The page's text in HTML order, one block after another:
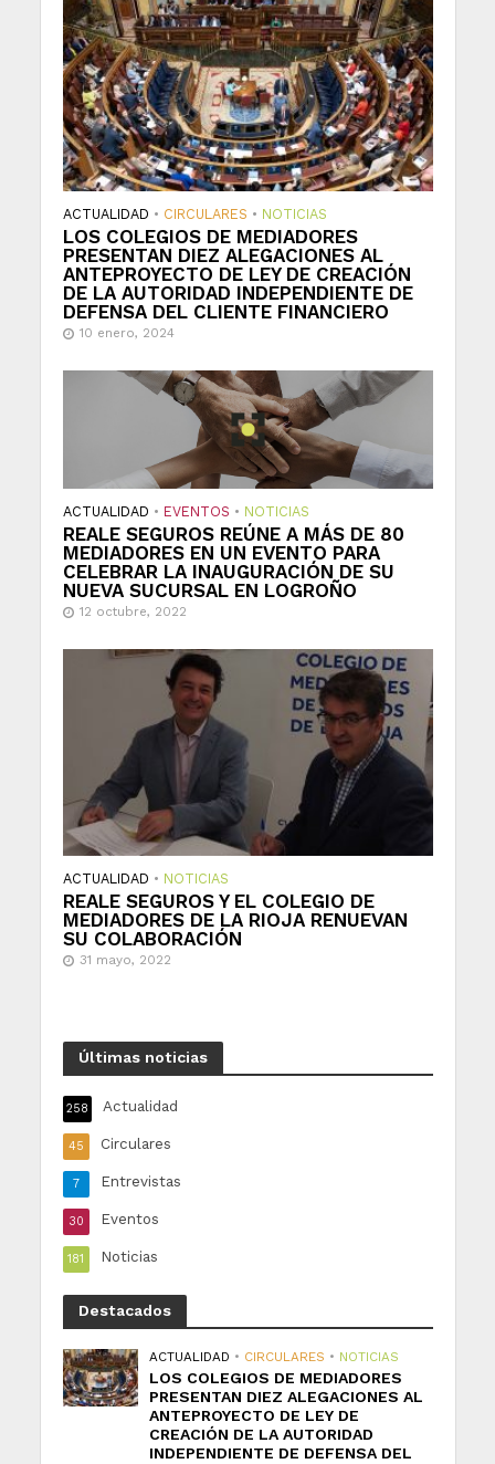
ACTUALIDAD • CIRCULARES • NOTICIAS
LOS COLEGIOS DE MEDIADORES
PRESENTAN DIEZ ALEGACIONES AL
ANTEPROYECTO DE LEY DE CREACIÓN
DE LA AUTORIDAD INDEPENDIENTE DE
DEFENSA DEL CLIENTE FINANCIERO
10 enero, 2024
ACTUALIDAD • EVENTOS • NOTICIAS
REALE SEGUROS REÚNE A MÁS DE 80
MEDIADORES EN UN EVENTO PARA
CELEBRAR LA INAUGURACIÓN DE SU
NUEVA SUCURSAL EN LOGROÑO
12 octubre, 2022
ACTUALIDAD • NOTICIAS
REALE SEGUROS Y EL COLEGIO DE
MEDIADORES DE LA RIOJA RENUEVAN
SU COLABORACIÓN
31 mayo, 2022
Últimas noticias
Actualidad
258
Circulares
45
Entrevistas
7
Eventos
30
Noticias
181
Destacados
ACTUALIDAD • CIRCULARES • NOTICIAS
LOS COLEGIOS DE MEDIADORES
PRESENTAN DIEZ ALEGACIONES AL
ANTEPROYECTO DE LEY DE
CREACIÓN DE LA AUTORIDAD
INDEPENDIENTE DE DEFENSA DEL